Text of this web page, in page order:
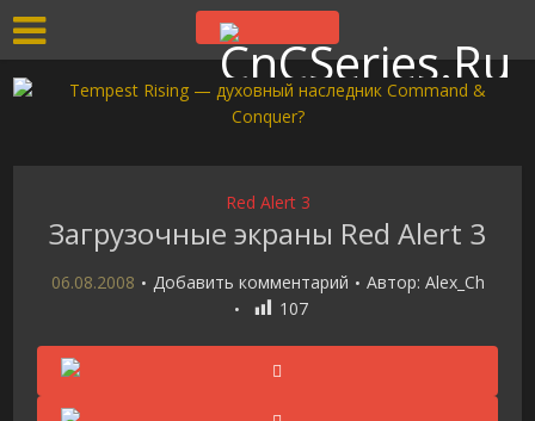
Red Alert 3
Загрузочные экраны Red Alert 3
06.08.2008 Добавить комментарий Автор: Alex_Ch
107